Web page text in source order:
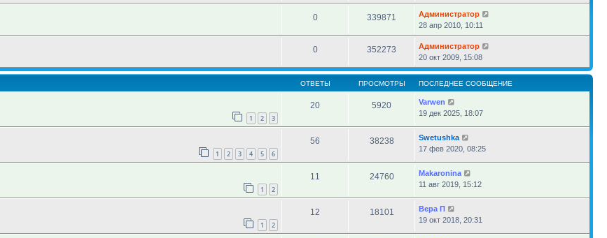
0 339871
Администратор
28 апр 2010, 10:11
0 352273
Администратор
20 окт 2009, 15:08
ОТВЕТЫ ПРОСМОТРЫ ПОСЛЕДНЕЕ СООБЩЕНИЕ
1 2 3
20 5920
Varwen
19 дек 2025, 18:07
1 2 3 4 5 6
56 38238
Swetushka
17 фев 2020, 08:25
1 2
11 24760
Makaronina
11 авг 2019, 15:12
1 2
12 18101
Вера П
19 окт 2018, 20:31